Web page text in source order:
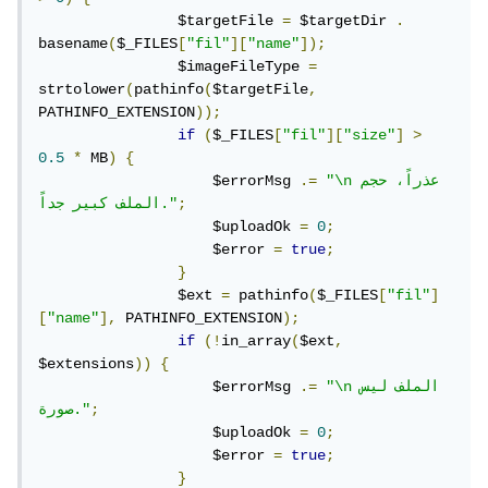
                $targetFile
= $targetDir .
basename($_FILES["fil"]["name"]);
                $imageFileType
=
strtolower(pathinfo($targetFile,
PATHINFO_EXTENSION));
if
($_FILES["fil"]["size"]
>
0.5
* MB)
{
                    $errorMsg
.=
"\nعذراً، حجم
الملف كبير جداً.";
                    $uploadOk
= 0;
                    $error
= true;
}
                $ext
= pathinfo($_FILES["fil"]
["name"], PATHINFO_EXTENSION);
if
(!in_array($ext,
$extensions))
{
                    $errorMsg
.=
"\nالملف ليس
صورة.";
                    $uploadOk
= 0;
                    $error
= true;
}